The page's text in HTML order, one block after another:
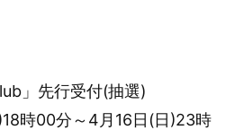
」先行受付(抽選)
時00分～4月16日(日)23時